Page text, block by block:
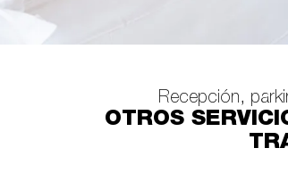
Recepción,
OTROS